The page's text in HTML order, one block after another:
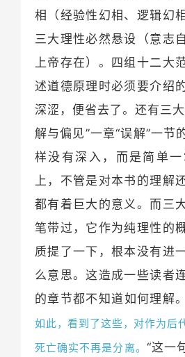
相（经验性幻相、逻辑幻
三大理性必然悬设（意志
上帝存在）。四组十二大
述道德原理时必须要介绍
深涩，便省去了。还有三
解与偏见”一章“误解”一节
样没有深入，而是简单
上，不管是对本书的理解
都有着巨大的意义。而三
笔带过，它作为纯理性的
质提了一下，根本没有进
么意思。这造成一些读者
的章节都不知道如何理解
如此，看到了这些，对作为后
死亡确实不再是分离。 “这一